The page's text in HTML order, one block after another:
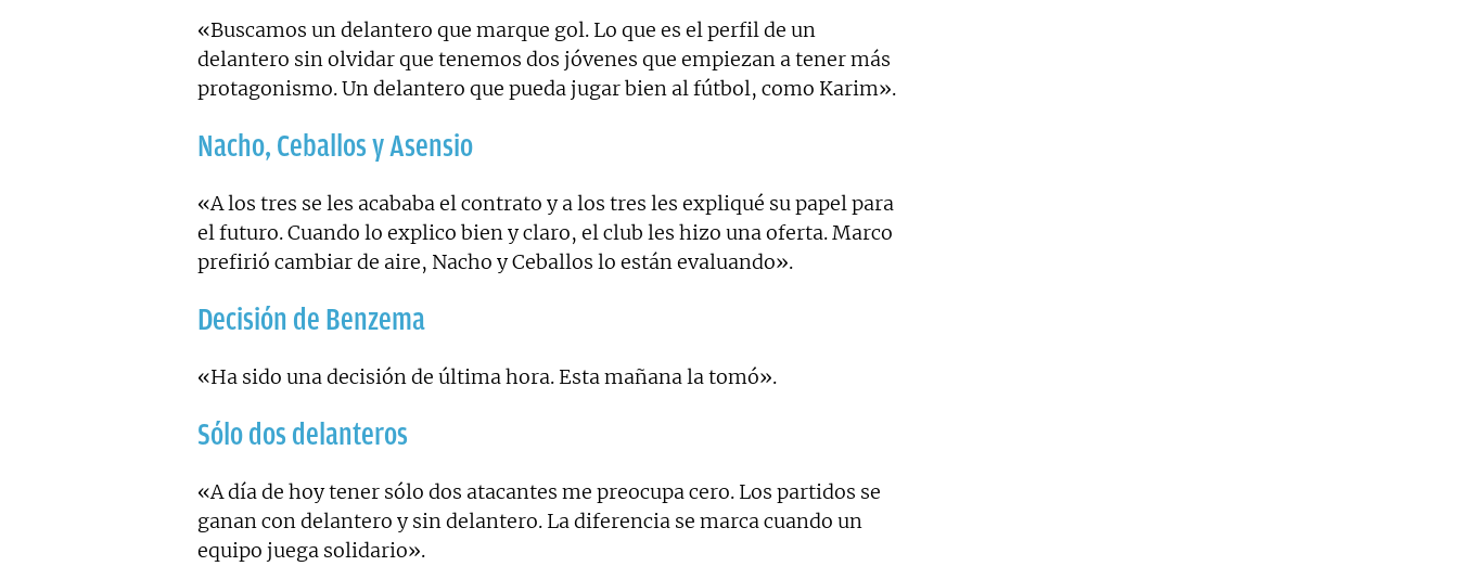
«Buscamos un delantero que marque gol. Lo que es el perfil de un
delantero sin olvidar que tenemos dos jóvenes que empiezan a tener más
protagonismo. Un delantero que pueda jugar bien al fútbol, como Karim».
Nacho, Ceballos y Asensio
«A los tres se les acababa el contrato y a los tres les expliqué su papel para
el futuro. Cuando lo explico bien y claro, el club les hizo una oferta. Marco
prefirió cambiar de aire, Nacho y Ceballos lo están evaluando».
Decisión de Benzema
«Ha sido una decisión de última hora. Esta mañana la tomó».
Sólo dos delanteros
«A día de hoy tener sólo dos atacantes me preocupa cero. Los partidos se
ganan con delantero y sin delantero. La diferencia se marca cuando un
equipo juega solidario».